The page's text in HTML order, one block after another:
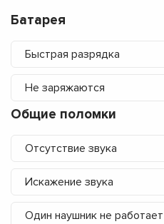
Батарея
Быстрая разрядка
Не заряжаются
Общие поломки
Отсутствие звука
Искажение звука
Один наушник не работает